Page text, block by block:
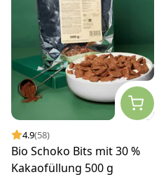
4.9(58)
Bio Schoko Bits mit 30 %
Kakaofüllung 500 g